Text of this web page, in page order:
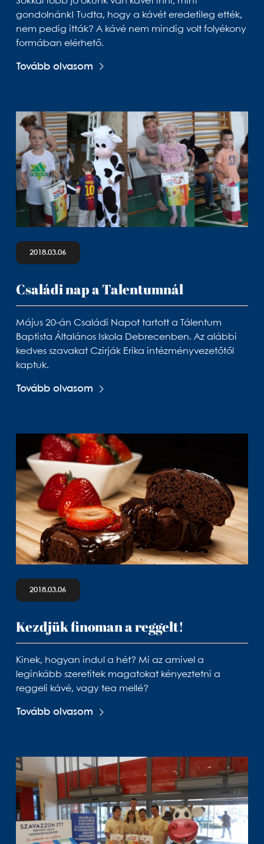
gondolnánk! Tudta, hogy a kávét eredetileg ették,
nem pedig itták? A kávé nem mindig volt folyékony
formában elérhető.
Tovább olvasom
2018.03.06
Családi nap a Talentumnál
Május 20-án Családi Napot tartott a Tálentum
Baptista Általános Iskola Debrecenben. Az alábbi
kedves szavakat Czirják Erika intézményvezetőtől
kaptuk.
Tovább olvasom
2018.03.06
Kezdjük finoman a reggelt!
Kinek, hogyan indul a hét? Mi az amivel a
leginkább szeretitek magatokat kényeztetni a
reggeli kávé, vagy tea mellé?
Tovább olvasom